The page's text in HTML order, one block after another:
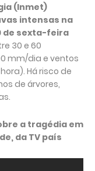
(Inmet)
intensas na
de sexta-feira
30 e 60
mm/dia e ventos
Há risco de
de árvores,
a tragédia em
da TV país